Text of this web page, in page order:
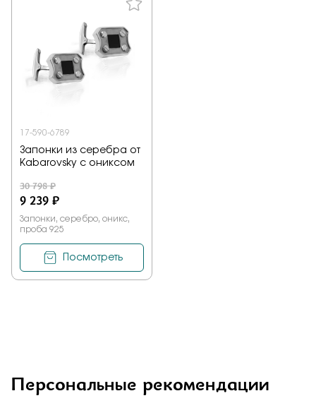
17-590-6789
Запонки из серебра от
Kabarovsky с ониксом
30 798 ₽
9 239 ₽
Запонки, серебро, оникс,
проба 925
Посмотреть
Персональные рекомендации